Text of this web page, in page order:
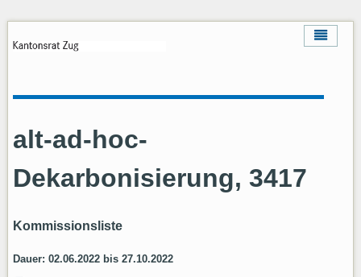
alt-ad-hoc-
Dekarbonisierung, 3417
Kommissionsliste
Dauer: 02.06.2022 bis 27.10.2022